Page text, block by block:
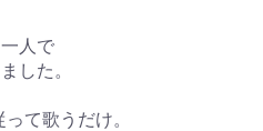
人で
した。
て歌うだけ。